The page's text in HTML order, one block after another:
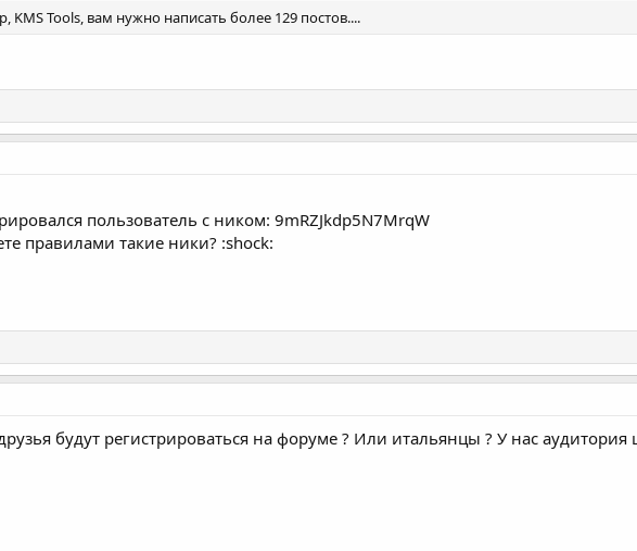
KMS Tools, вам нужно написать более 129 постов....
пользователь с ником: 9mRZJkdp5N7MrqW
правилами такие ники? :shock:
будут регистрироваться на форуме ? Или итальянцы ? У нас аудитория